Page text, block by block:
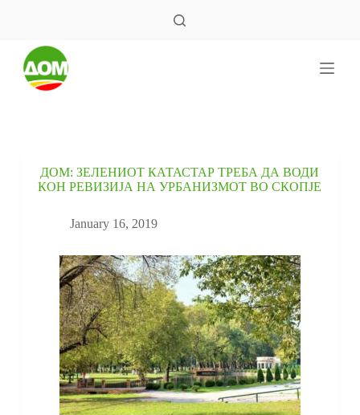
ДОМ: ЗЕЛЕНИОТ КАТАСТАР ТРЕБА ДА ВОДИ
КОН РЕВИЗИЈА НА УРБАНИЗМОТ ВО СКОПЈЕ
January 16, 2019